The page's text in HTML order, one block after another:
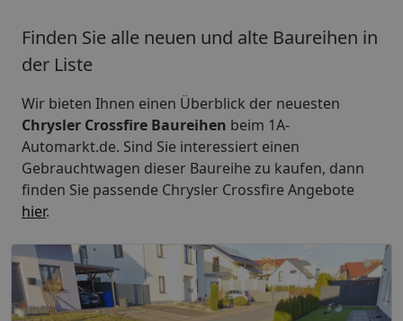
Finden Sie alle neuen und alte Baureihen in
der Liste
Wir bieten Ihnen einen Überblick der neuesten
Chrysler Crossfire Baureihen beim 1A-
Automarkt.de. Sind Sie interessiert einen
Gebrauchtwagen dieser Baureihe zu kaufen, dann
finden Sie passende Chrysler Crossfire Angebote
hier.